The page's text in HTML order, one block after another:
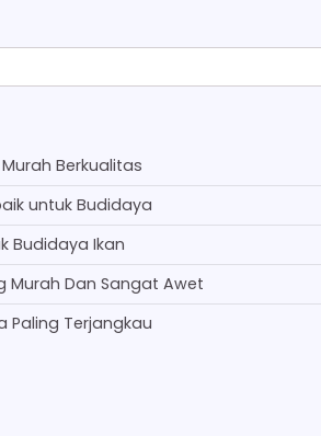
Berkualitas
untuk Budidaya
Budidaya Ikan
Murah Dan Sangat Awet
Paling Terjangkau